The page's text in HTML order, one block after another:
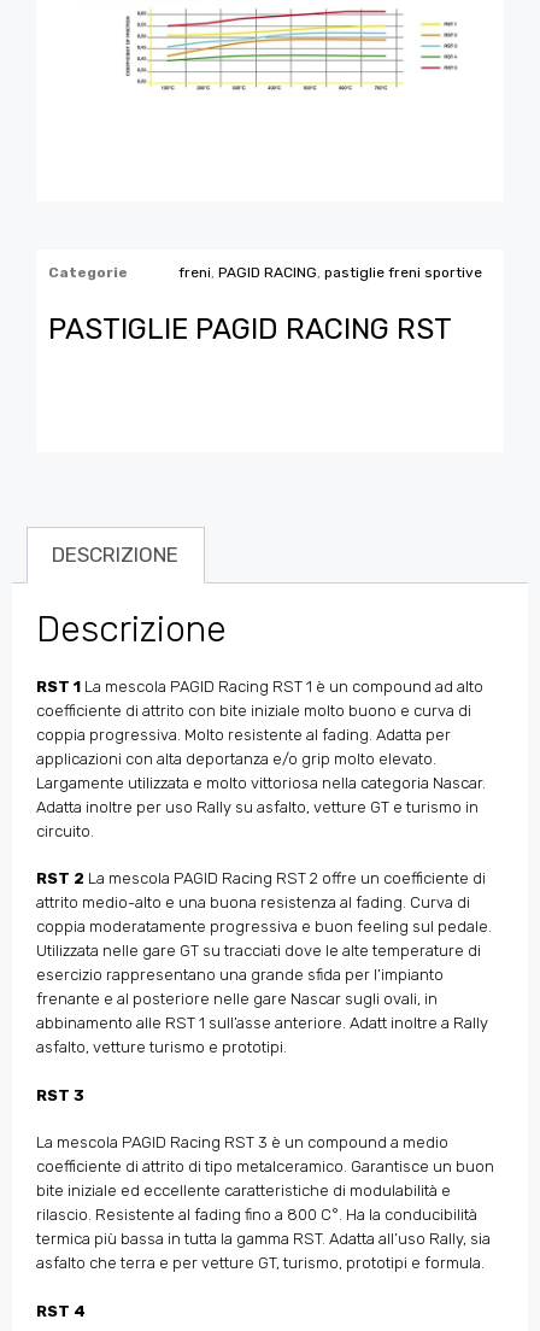
Categorie freni PAGID RACING pastiglie freni sportive
PASTIGLIE PAGID RACING RST
DESCRIZIONE
Descrizione
RST 1 La mescola PAGID Racing RST 1 è un compound ad alto
coefficiente di attrito con bite iniziale molto buono e curva di
coppia progressiva. Molto resistente al fading. Adatta per
applicazioni con alta deportanza e/o grip molto elevato.
Largamente utilizzata e molto vittoriosa nella categoria Nascar.
Adatta inoltre per uso Rally su asfalto, vetture GT e turismo in
circuito.
RST 2 La mescola PAGID Racing RST 2 offre un coefficiente di
attrito medio-alto e una buona resistenza al fading. Curva di
coppia moderatamente progressiva e buon feeling sul pedale.
Utilizzata nelle gare GT su tracciati dove le alte temperature di
esercizio rappresentano una grande sfida per l’impianto
frenante e al posteriore nelle gare Nascar sugli ovali, in
abbinamento alle RST 1 sull’asse anteriore. Adatt inoltre a Rally
asfalto, vetture turismo e prototipi.
RST 3
La mescola PAGID Racing RST 3 è un compound a medio
coefficiente di attrito di tipo metalceramico. Garantisce un buon
bite iniziale ed eccellente caratteristiche di modulabilità e
rilascio. Resistente al fading fino a 800 C°. Ha la conducibilità
termica più bassa in tutta la gamma RST. Adatta all’uso Rally, sia
asfalto che terra e per vetture GT, turismo, prototipi e formula.
RST 4